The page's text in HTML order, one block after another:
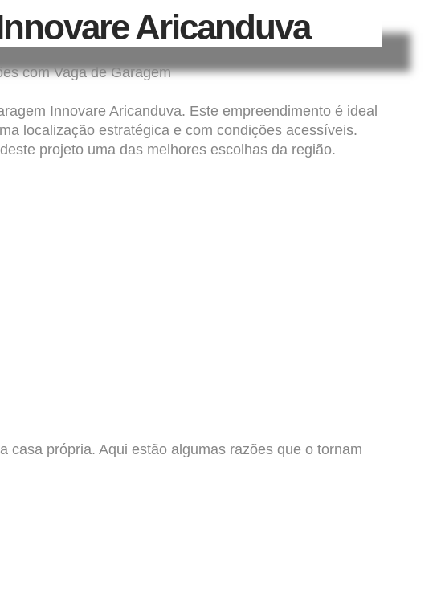
Aricanduva
com Vaga de Garagem
Innovare Aricanduva. Este empreendimento é ideal
localização estratégica e com condições acessíveis.
projeto uma das melhores escolhas da região.
casa própria. Aqui estão algumas razões que o tornam